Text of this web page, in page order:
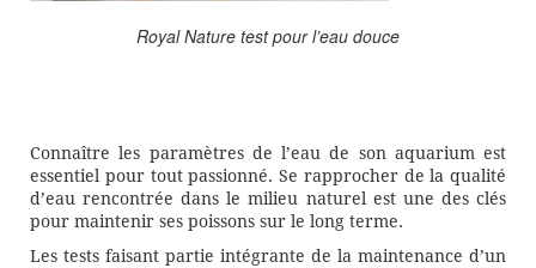
Royal Nature test pour l’eau douce
Connaître les paramètres de l’eau de son aquarium est
essentiel pour tout passionné. Se rapprocher de la qualité
d’eau rencontrée dans le milieu naturel est une des clés
pour maintenir ses poissons sur le long terme.
Les tests faisant partie intégrante de la maintenance d’un